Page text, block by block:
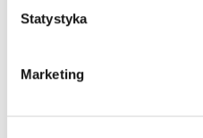
Statystyka
Marketing
Volvo 4 lata lub dłużej,
wybrał Autoryzowany
i bezpiecznie.